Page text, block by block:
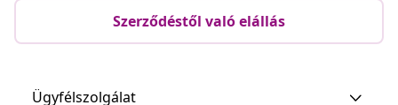
Szerződéstől való elállás
Ügyfélszolgálat